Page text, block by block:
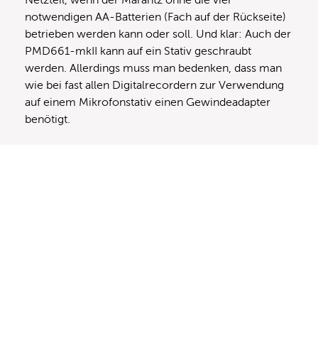
notwendigen AA-Batterien (Fach auf der Rückseite)
betrieben werden kann oder soll. Und klar: Auch der
PMD661-mkII kann auf ein Stativ geschraubt
werden. Allerdings muss man bedenken, dass man
wie bei fast allen Digitalrecordern zur Verwendung
auf einem Mikrofonstativ einen Gewindeadapter
benötigt.